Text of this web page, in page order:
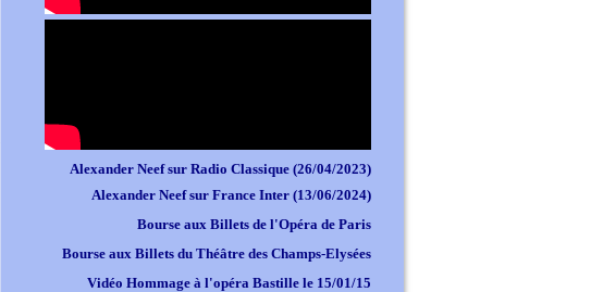
Alexander Neef sur Radio Classique (26/04/2023)
Alexander Neef sur France Inter (13/06/2024)
Bourse aux Billets de l'Opéra de Paris
Bourse aux Billets du Théâtre des Champs-Elysées
Vidéo Hommage à l'opéra Bastille le 15/01/15